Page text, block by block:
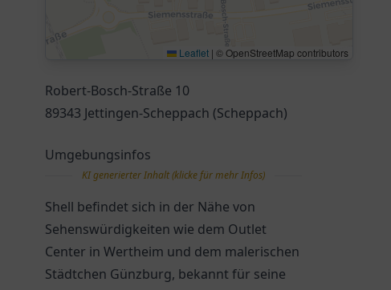
Leaflet | © OpenStreetMap contributors
Robert-Bosch-Straße 10
89343 Jettingen-Scheppach (Scheppach)
Umgebungsinfos
KI generierter Inhalt (klicke für mehr Infos)
Shell befindet sich in der Nähe von
Sehenswürdigkeiten wie dem Outlet
Center in Wertheim und dem malerischen
Städtchen Günzburg, bekannt für seine